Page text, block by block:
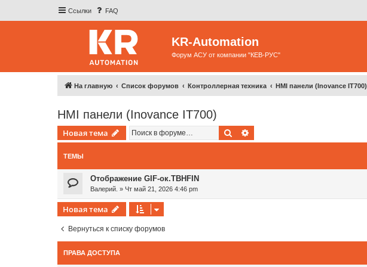
Ссылки FAQ
KR-Automation
Форум АСУ от компании "КЕВ-РУС"
На главную Список форумов Контроллерная техника HMI панели (Inovance IT700)
HMI панели (Inovance IT700)
Новая тема Поиск
ТЕМЫ
Отображение GIF-ок.TBHFIN
Валерий. » Чт май 21, 2026 4:46 pm
Новая тема
Вернуться к списку форумов
ПРАВА ДОСТУПА